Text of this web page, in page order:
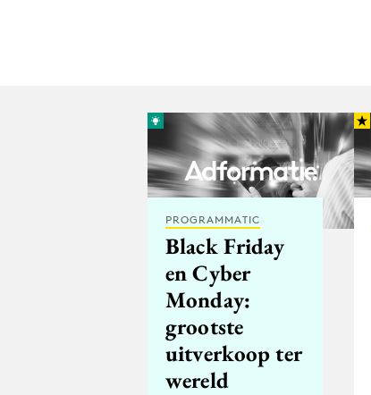
PROGRAMMATIC
Black Friday
en Cyber
Monday:
grootste
uitverkoop ter
wereld